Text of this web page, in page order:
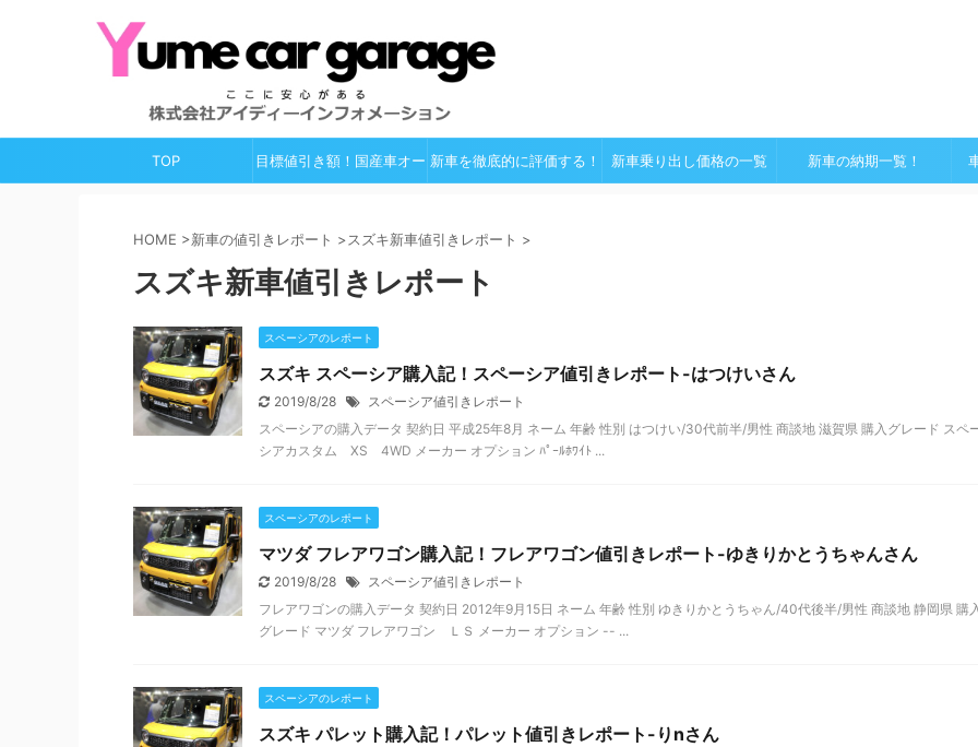
TOP 目標値引き額！国産車オー 新車を徹底的に評価する！ 新車乗り出し価格の一覧 新車の納期一覧！
HOME >新車の値引きレポート >スズキ新車値引きレポート >
スズキ新車値引きレポート
スペーシアのレポート
スズキ スペーシア購入記！スペーシア値引きレポート-はつけいさん
2019/8/28
スペーシア値引きレポート
スペーシアの購入データ 契約日 平成25年8月 ネーム 年齢 性別 はつけい/30代前半/男性 商談地 滋賀県 購入グレード スペ
シアカスタム XS 4WD メーカー オプション ﾊﾟｰﾙﾎﾜｲﾄ ...
スペーシアのレポート
マツダ フレアワゴン購入記！フレアワゴン値引きレポート-ゆきりかとうちゃんさん
2019/8/28
スペーシア値引きレポート
フレアワゴンの購入データ 契約日 2012年9月15日 ネーム 年齢 性別 ゆきりかとうちゃん/40代後半/男性 商談地 静岡県 購
グレード マツダ フレアワゴン ＬＳ メーカー オプション -- ...
スペーシアのレポート
スズキ パレット購入記！パレット値引きレポート-りnさん